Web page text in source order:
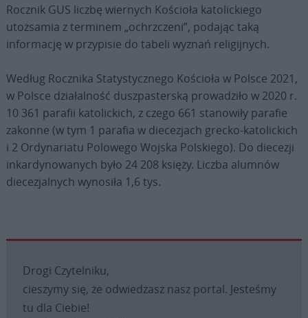
Rocznik GUS liczbę wiernych Kościoła katolickiego
utożsamia z terminem „ochrzczeni”, podając taką
informację w przypisie do tabeli wyznań religijnych.
Według Rocznika Statystycznego Kościoła w Polsce 2021,
w Polsce działalność duszpasterską prowadziło w 2020 r.
10 361 parafii katolickich, z czego 661 stanowiły parafie
zakonne (w tym 1 parafia w diecezjach grecko-katolickich
i 2 Ordynariatu Polowego Wojska Polskiego). Do diecezji
inkardynowanych było 24 208 księży. Liczba alumnów
diecezjalnych wynosiła 1,6 tys.
Drogi Czytelniku,
cieszymy się, że odwiedzasz nasz portal. Jesteśmy
tu dla Ciebie!